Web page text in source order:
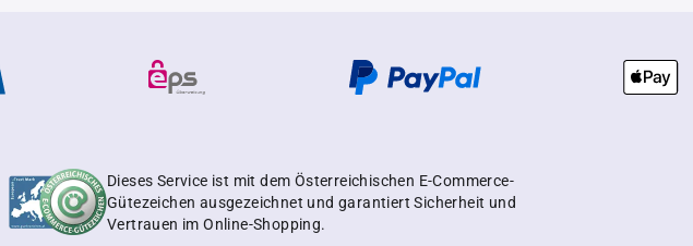
Dieses Service ist mit dem Österreichischen E-Commerce-
Gütezeichen ausgezeichnet und garantiert Sicherheit und
Vertrauen im Online-Shopping.